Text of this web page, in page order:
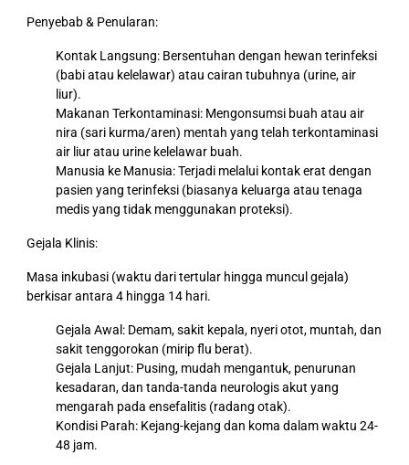
Penyebab & Penularan:
Kontak Langsung: Bersentuhan dengan hewan terinfeksi
(babi atau kelelawar) atau cairan tubuhnya (urine, air
liur).
Makanan Terkontaminasi: Mengonsumsi buah atau air
nira (sari kurma/aren) mentah yang telah terkontaminasi
air liur atau urine kelelawar buah.
Manusia ke Manusia: Terjadi melalui kontak erat dengan
pasien yang terinfeksi (biasanya keluarga atau tenaga
medis yang tidak menggunakan proteksi).
Gejala Klinis:
Masa inkubasi (waktu dari tertular hingga muncul gejala)
berkisar antara 4 hingga 14 hari.
Gejala Awal: Demam, sakit kepala, nyeri otot, muntah, dan
sakit tenggorokan (mirip flu berat).
Gejala Lanjut: Pusing, mudah mengantuk, penurunan
kesadaran, dan tanda-tanda neurologis akut yang
mengarah pada ensefalitis (radang otak).
Kondisi Parah: Kejang-kejang dan koma dalam waktu 24-
48 jam.